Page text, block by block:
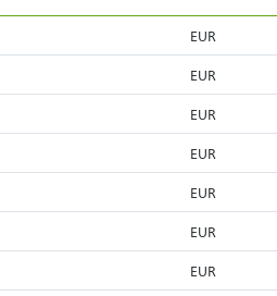
EUR
EUR
EUR
EUR
EUR
EUR
EUR